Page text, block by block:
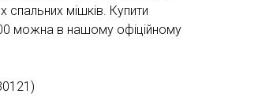
мішків. Купити
можна в нашому офіційному